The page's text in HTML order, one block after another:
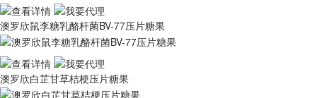
澳罗欣鼠李糖乳酪杆菌BV-77压片糖果
澳罗欣白芷甘草桔梗压片糖果